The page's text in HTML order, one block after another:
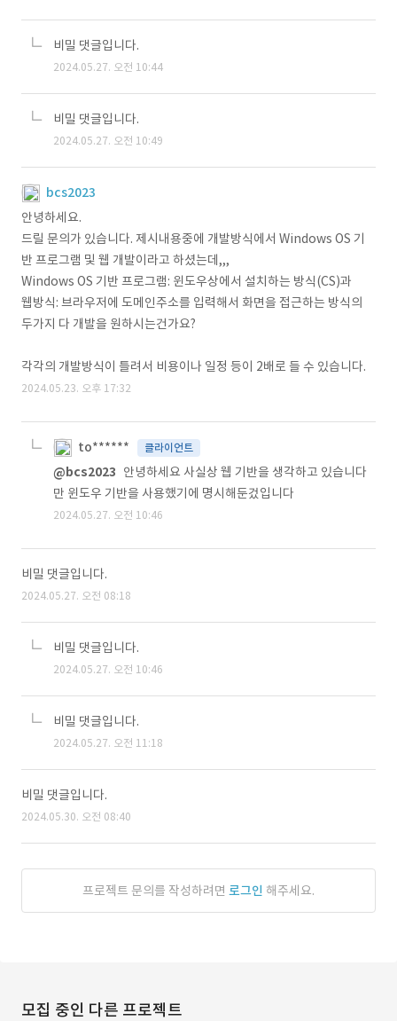
비밀 댓글입니다.
2024.05.27. 오전 10:44
비밀 댓글입니다.
2024.05.27. 오전 10:49
bcs2023
안녕하세요.
드릴 문의가 있습니다. 제시내용중에 개발방식에서 Windows OS 기
반 프로그램 및 웹 개발이라고 하셨는데,,,
Windows OS 기반 프로그램: 윈도우상에서 설치하는 방식(CS)과
웹방식: 브라우저에 도메인주소를 입력해서 화면을 접근하는 방식의
두가지 다 개발을 원하시는건가요?
각각의 개발방식이 틀려서 비용이나 일정 등이 2배로 들 수 있습니다.
2024.05.23. 오후 17:32
to****** 클라이언트
@bcs2023 안녕하세요 사실상 웹 기반을 생각하고 있습니다
만 윈도우 기반을 사용했기에 명시해둔겄입니다
2024.05.27. 오전 10:46
비밀 댓글입니다.
2024.05.27. 오전 08:18
비밀 댓글입니다.
2024.05.27. 오전 10:46
비밀 댓글입니다.
2024.05.27. 오전 11:18
비밀 댓글입니다.
2024.05.30. 오전 08:40
프로젝트 문의를 작성하려면 로그인 해주세요.
모집 중인 다른 프로젝트